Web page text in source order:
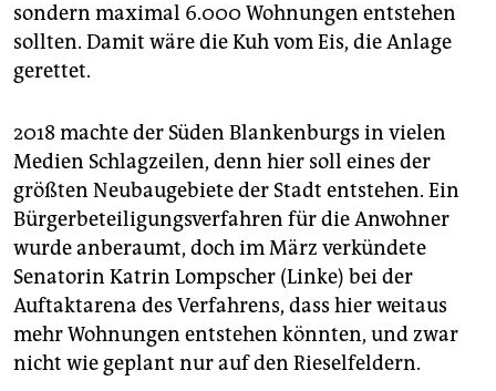
sondern maximal 6.000 Wohnungen entstehen
sollten. Damit wäre die Kuh vom Eis, die Anlage
gerettet.
2018 machte der Süden Blankenburgs in vielen
Medien Schlagzeilen, denn hier soll eines der
größten Neubaugebiete der Stadt entstehen. Ein
Bürgerbeteiligungsverfahren für die Anwohner
wurde anberaumt, doch im März verkündete
Senatorin Katrin Lompscher (Linke) bei der
Auftaktarena des Verfahrens, dass hier weitaus
mehr Wohnungen entstehen könnten, und zwar
nicht wie geplant nur auf den Rieselfeldern.